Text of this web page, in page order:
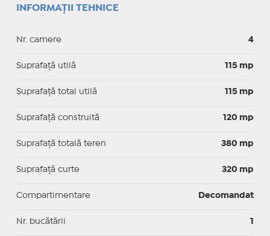
INFORMAȚII TEHNICE
Nr. camere 4
Suprafaţă utilă 115 mp
Suprafaţă total utilă 115 mp
Suprafaţă construită 120 mp
Suprafață totală teren 380 mp
Suprafaţă curte 320 mp
Compartimentare Decomandat
Nr. bucătării 1